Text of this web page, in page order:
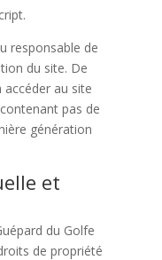
responsable de
du site. De
accéder au site
pas de
génération
et
du Golfe
de propriété